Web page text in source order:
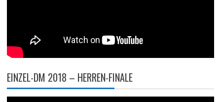
EINZEL-DM 2018 – HERREN-FINALE